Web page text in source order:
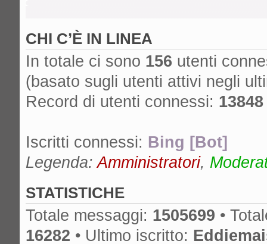
è spostato su un altro forum? Grazie!
gio ago 01, 2024 11:25 am
edmondo
»lA mcx NON è MICA
dom lug 14, 2024 6:50 pm
nikman» Se l'hai presa nuova, ma
gio lug 04, 2024 10:01 am
masdau»ciao a tutti. Ho comprato
cassa lato sotto. non si vede tanto ma
CHI C’È IN LINEA
In totale ci sono 156 utenti
(basato sugli utenti attivi negli
Record di utenti connessi: 13848
Iscritti connessi: Bing [Bot]
Legenda:Amministratori,
STATISTICHE
Totale messaggi: 1505699 •
16282 • Ultimo iscritto: